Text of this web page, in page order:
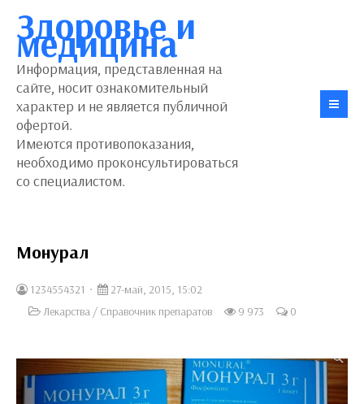
Здоровье и
медицина
Информация, представленная на
сайте, носит ознакомительный
характер и не является публичной
офертой.
Имеются противопоказания,
необходимо проконсультироваться
со специалистом.
Монурал
1234554321
27-май, 2015, 15:02
Лекарства / Справочник препаратов 9 973 0